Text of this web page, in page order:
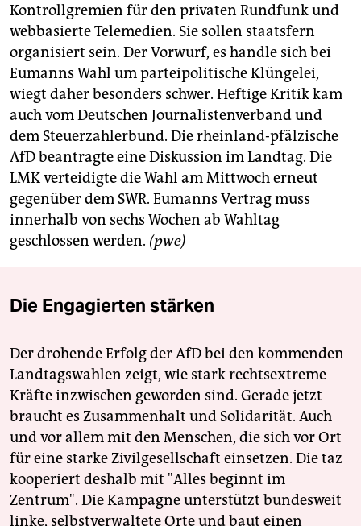
Kontrollgremien für den privaten Rundfunk und
webbasierte Telemedien. Sie sollen staatsfern
organisiert sein. Der Vorwurf, es handle sich bei
Eumanns Wahl um parteipolitische Klüngelei,
wiegt daher besonders schwer. Heftige Kritik kam
auch vom Deutschen Journalistenverband und
dem Steuerzahlerbund. Die rheinland-pfälzische
AfD beantragte eine Diskussion im Landtag. Die
LMK verteidigte die Wahl am Mittwoch erneut
gegenüber dem SWR. Eumanns Vertrag muss
innerhalb von sechs Wochen ab Wahltag
geschlossen werden. (pwe)
Die Engagierten stärken
Der drohende Erfolg der AfD bei den kommenden
Landtagswahlen zeigt, wie stark rechtsextreme
Kräfte inzwischen geworden sind. Gerade jetzt
braucht es Zusammenhalt und Solidarität. Auch
und vor allem mit den Menschen, die sich vor Ort
für eine starke Zivilgesellschaft einsetzen. Die taz
kooperiert deshalb mit "Alles beginnt im
Zentrum". Die Kampagne unterstützt bundesweit
linke, selbstverwaltete Orte und baut einen